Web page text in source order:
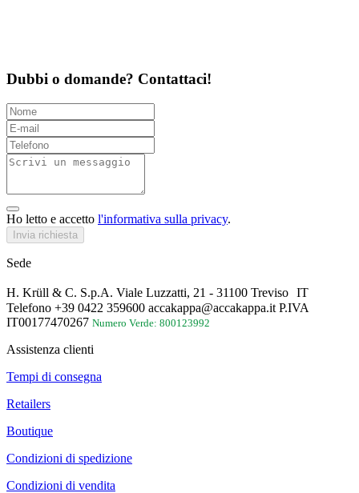
Dubbi o domande? Contattaci!
Ho letto e accetto l'informativa sulla privacy.
Invia richiesta
Sede
H. Krüll & C. S.p.A. Viale Luzzatti, 21 - 31100 Treviso IT
Telefono +39 0422 359600 accakappa@accakappa.it P.IVA
IT00177470267 Numero Verde: 800123992
Assistenza clienti
Tempi di consegna
Retailers
Boutique
Condizioni di spedizione
Condizioni di vendita